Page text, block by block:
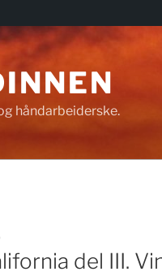
håndarbeiderske.
del III.